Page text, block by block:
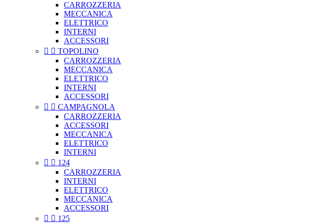
CARROZZERIA
MECCANICA
ELETTRICO
INTERNI
ACCESSORI
  TOPOLINO
CARROZZERIA
MECCANICA
ELETTRICO
INTERNI
ACCESSORI
  CAMPAGNOLA
CARROZZERIA
ACCESSORI
MECCANICA
ELETTRICO
INTERNI
  124
CARROZZERIA
INTERNI
ELETTRICO
MECCANICA
ACCESSORI
  125